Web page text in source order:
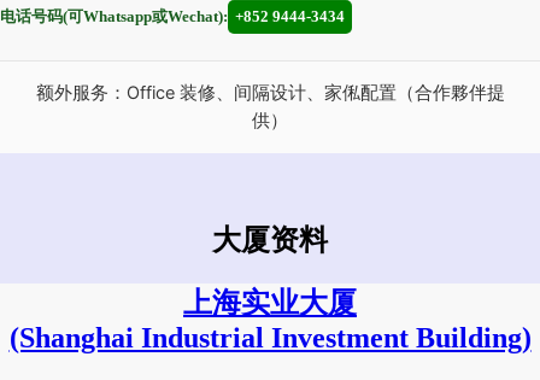
电话号码(可Whatsapp或Wechat): +852 9444-3434
额外服务：Office 装修、间隔设计、家俬配置（合作夥伴提
供）
大厦资料
上海实业大厦
(Shanghai Industrial Investment Building)